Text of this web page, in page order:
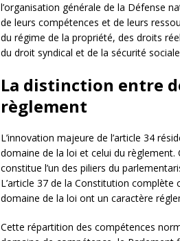
l’organisation générale de la Défense
de leurs compétences et de leurs
du régime de la propriété, des droits
du droit syndical et de la sécurité
La distinction entre
règlement
L’innovation majeure de l’article 34
domaine de la loi et celui du
constitue l’un des piliers du
L’article 37 de la Constitution
domaine de la loi ont un caractère
Cette répartition des compétences